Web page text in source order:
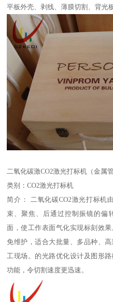
平板外壳、剥线、薄膜切割、背光
二氧化碳激CO2激光打标机（金属管
类别：CO2激光打标机
简介： 二氧化碳CO2激光打标机
束、聚焦、后通过控制振镜的偏
面，使工作表面气化实现标刻效
免维护，适合大批量、多品种、
工现场。的光路优化设计及图形
功能，令切割速度更迅速。